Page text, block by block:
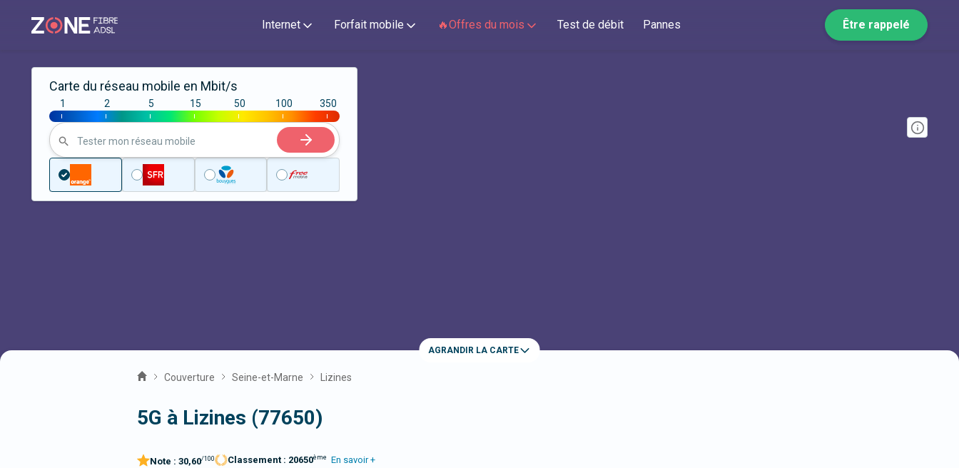
Internet Forfait mobile 🔥Offres du mois Test de débit Pannes Être rappelé
Carte du réseau mobile en Mbit/s
|
1
|
2
|
5
|
15
|
50
|
100
|
350
Tester mon réseau mobile
AGRANDIR LA CARTE
Couverture Seine-et-Marne Lizines
5G à Lizines (77650)
Note : 30,60/100 Classement : 20650ème En savoir +